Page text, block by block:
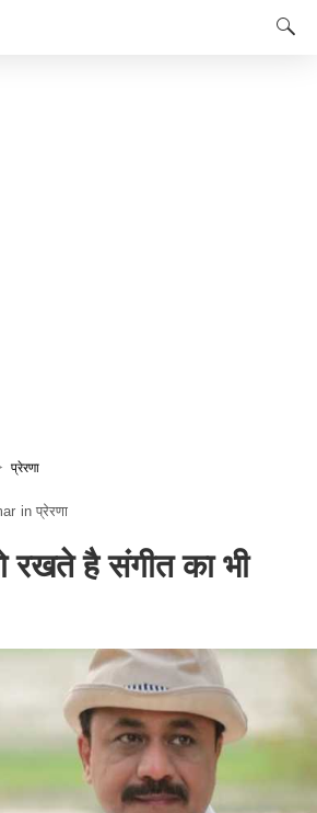
प्रेरणा
in प्रेरणा
रखते है संगीत का भी